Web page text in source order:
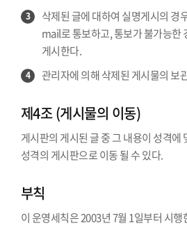
3
삭제된 글에 대하여 실명게시의 경
mail로 통보하고, 통보가 불가능한
게시한다.
4 관리자에 의해 삭제된 게시물의 보
제4조 (게시물의 이동)
게시판의 게시된 글 중 그 내용이 성격
성격의 게시판으로 이동 될 수 있다.
부칙
이 운영세칙은 2003년 7월 1일부터 시행